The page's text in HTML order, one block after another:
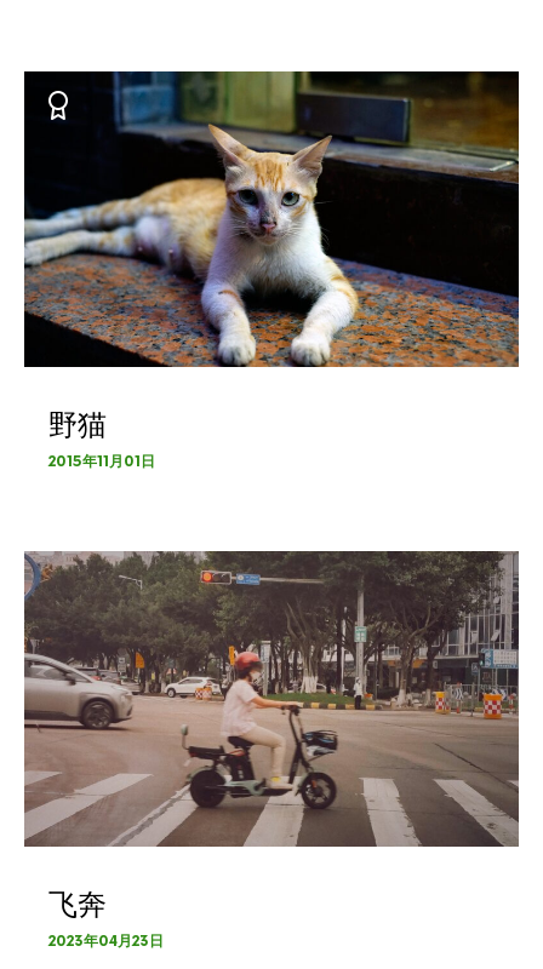
野猫
2015年11月01日
飞奔
2023年04月23日